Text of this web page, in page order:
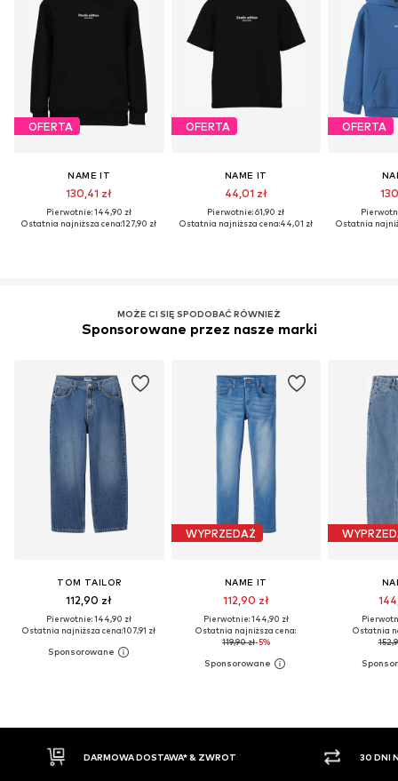
OFERTA
NAME IT
130,41 zł
Pierwotnie: 144,90 zł
Ostatnia najniższa cena:127,90 zł
OFERTA
NAME IT
44,01 zł
Pierwotnie: 61,90 zł
Ostatnia najniższa cena:44,01 zł
OFERTA
Ostatnia
MOŻE CI SIĘ SPODOBAĆ RÓWNIEŻ
Sponsorowane przez nasze marki
TOM TAILOR
112,90 zł
Pierwotnie: 144,90 zł
Ostatnia najniższa cena:107,91 zł
WYPRZEDAŻ
NAME IT
112,90 zł
Pierwotnie: 144,90 zł
Ostatnia najniższa cena:
119,90 zł-5%
Ostatnia
30 DNI NA ZWROT TOWARU